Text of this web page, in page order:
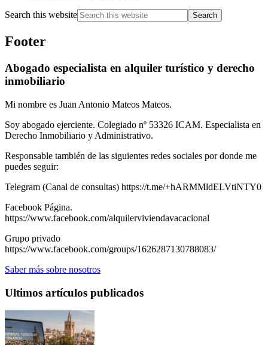
Search this website
Footer
Abogado especialista en alquiler turístico y derecho
inmobiliario
Mi nombre es Juan Antonio Mateos Mateos.
Soy abogado ejerciente. Colegiado nº 53326 ICAM. Especialista en
Derecho Inmobiliario y Administrativo.
Responsable también de las siguientes redes sociales por donde me
puedes seguir:
Telegram (Canal de consultas) https://t.me/+hARMMldELVtiNTY0
Facebook Página.
https://www.facebook.com/alquilerviviendavacacional
Grupo privado
https://www.facebook.com/groups/1626287130788083/
Saber más sobre nosotros
Ultimos artículos publicados